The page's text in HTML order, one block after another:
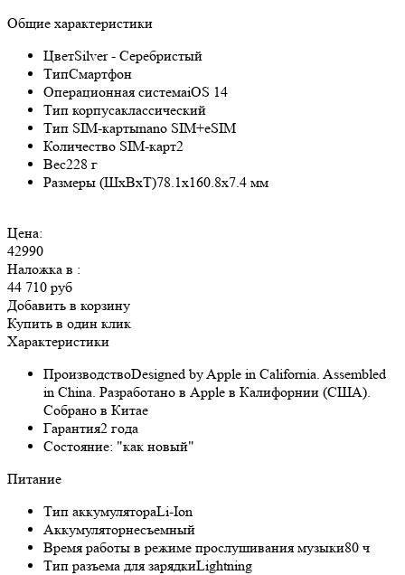
Общие характеристики
ЦветSilver - Серебристый
ТипСмартфон
Операционная системаiOS 14
Тип корпусаклассический
Тип SIM-картыnano SIM+eSIM
Количество SIM-карт2
Вес228 г
Размеры (ШxВxТ)78.1x160.8x7.4 мм
Цена:
42990
Наложка в :
44 710 руб
Добавить в корзину
Купить в один клик
Характеристики
ПроизводствоDesigned by Apple in California. Assembled
in China. Разработано в Apple в Калифорнии (США).
Собрано в Китае
Гарантия2 года
Состояние: "как новый"
Питание
Тип аккумулятораLi-Ion
Аккумуляторнесъемный
Время работы в режиме прослушивания музыки80 ч
Тип разъема для зарядкиLightning